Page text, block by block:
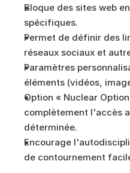
Bloque des sites web
spécifiques.
Permet de définir des
réseaux sociaux et
Paramètres
éléments (vidéos,
Option « Nuclear
complètement l'accès
déterminée.
Encourage
de contournement